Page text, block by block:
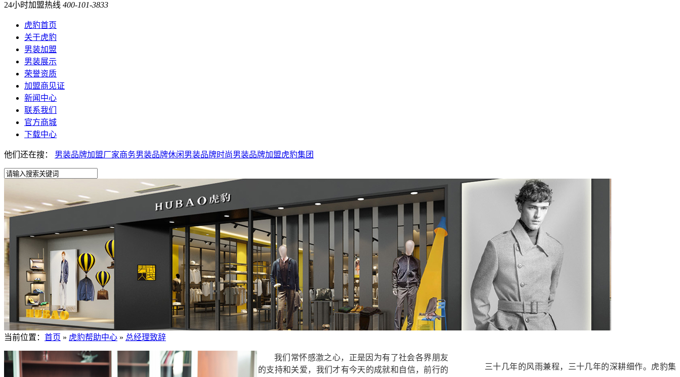
24小时加盟热线 400-101-3833
虎豹首页
关于虎豹
男装加盟
男装展示
荣誉资质
加盟商见证
新闻中心
联系我们
官方商城
下载中心
他们还在搜： 男装品牌加盟厂家商务男装品牌休闲男装品牌时尚男装品牌加盟虎豹集团
当前位置： 首页 » 虎豹帮助中心 » 总经理致辞
三十几年的风雨兼程，三十几年的深耕细作。虎豹集
我们常怀感激之心，正是因为有了社会各界朋友
的支持和关爱，我们才有今天的成就和自信，前行的